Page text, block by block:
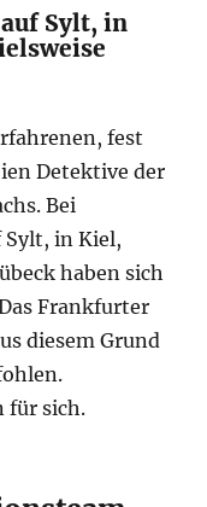
Sylt, in
fest
Detektive der
Bei
Sylt, in Kiel,
haben sich
Frankfurter
diesem Grund
für sich.